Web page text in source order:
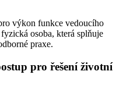
výkon funkce vedoucího
osoba, která splňuje
praxe.
pro řešení životní